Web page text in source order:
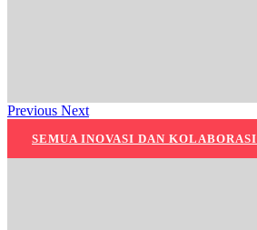
Previous Next
SEMUA INOVASI DAN KOLABORASI